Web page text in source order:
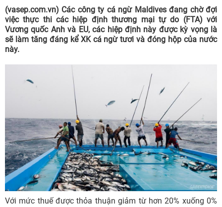
(vasep.com.vn) Các công ty cá ngừ Maldives đang chờ đợi
việc thực thi các hiệp định thương mại tự do (FTA) với
Vương quốc Anh và EU, các hiệp định này được kỳ vọng là
sẽ làm tăng đáng kể XK cá ngừ tươi và đóng hộp của nước
này.
Với mức thuế được thỏa thuận giảm từ hơn 20% xuống 0%